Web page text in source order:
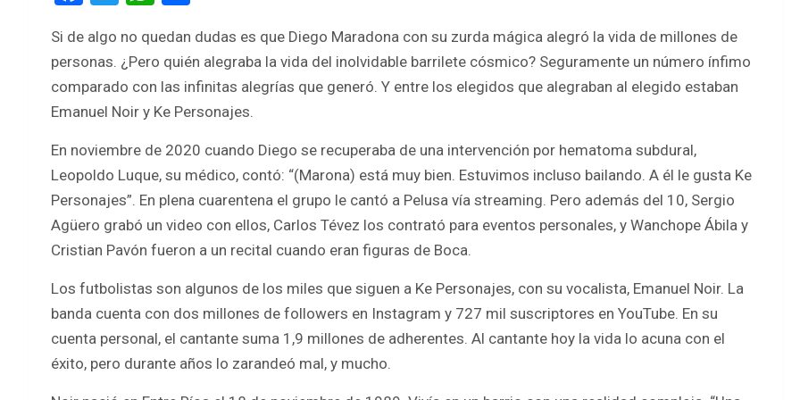
ce
b
o
k
tt
er
at
s
A
p
ar
e
Si de algo no quedan dudas es que Diego Maradona con su zurda mágica alegró la vida de millones de
personas. ¿Pero quién alegraba la vida del inolvidable barrilete cósmico? Seguramente un número ínfimo
comparado con las infinitas alegrías que generó. Y entre los elegidos que alegraban al elegido estaban
Emanuel Noir y Ke Personajes.
En noviembre de 2020 cuando Diego se recuperaba de una intervención por hematoma subdural,
Leopoldo Luque, su médico, contó: “(Marona) está muy bien. Estuvimos incluso bailando. A él le gusta Ke
Personajes”. En plena cuarentena el grupo le cantó a Pelusa vía streaming. Pero además del 10, Sergio
Agüero grabó un video con ellos, Carlos Tévez los contrató para eventos personales, y Wanchope Ábila y
Cristian Pavón fueron a un recital cuando eran figuras de Boca.
Los futbolistas son algunos de los miles que siguen a Ke Personajes, con su vocalista, Emanuel Noir. La
banda cuenta con dos millones de followers en Instagram y 727 mil suscriptores en YouTube. En su
cuenta personal, el cantante suma 1,9 millones de adherentes. Al cantante hoy la vida lo acuna con el
éxito, pero durante años lo zarandeó mal, y mucho.